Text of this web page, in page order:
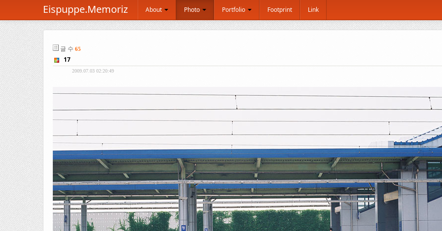
Eispuppe.Memoriz About Photo Portfolio Footprint Link
글 수 65
17
2009.07.03 02:20:49